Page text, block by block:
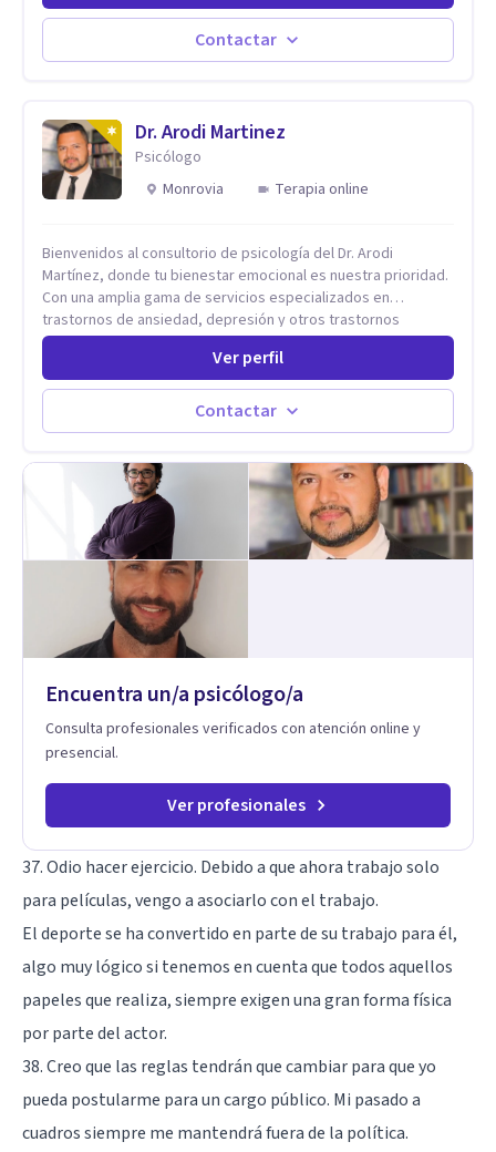
aceptando y modificando sus patrones cognitivos y
emocionales. Abordo patologías específicas como trastornos
de ansiedad y del ánimo, y también crisis vitales y procesos
Contactar
Dr. Arodi Martinez
Psicólogo
Monrovia
Terapia online
Bienvenidos al consultorio de psicología del Dr. Arodi
Martínez, donde tu bienestar emocional es nuestra prioridad.
Con una amplia gama de servicios especializados en
trastornos de ansiedad, depresión y otros trastornos
emocionales, estamos dedicados a ofrecerte el mejor
tratamiento para mejorar tu salud mental. En nuestro
consultorio, ofrecemos una variedad de terapias y
tratamientos diseñados para satisfacer tus necesidades
específicas: Terapia para Trastornos de Ansiedad y
y la depresión, utilizando enfoques basados en evidencia
para ayudarte a recuperar tu bienestar emocional. Terapia
Individual, de Pareja y Familiar: Trabajamos contigo y tus
seres queridos para fortalecer las relaciones y mejorar la
dinámica familiar. Evaluaciones Psicológicas y Terapias
Especializadas: Terapia cognitivo-conductual Terapia de
apoyo Terapia psicodinámica Terapia enfocada en la solución
Terapia de exposición Terapia de juego para niños
Tratamiento de Traumas y Trastornos de Estrés
a superar experiencias traumáticas y mejorar tu calidad de
vida. Tratamiento de Adicciones.
Ver perfil
Contactar
Encuentra un/a psicólogo/a
Consulta profesionales verificados con atención online y
presencial.
Ver profesionales
37. Odio hacer ejercicio. Debido a que ahora trabajo solo
para películas, vengo a asociarlo con el trabajo.
El deporte se ha convertido en parte de su trabajo para él,
algo muy lógico si tenemos en cuenta que todos aquellos
papeles que realiza, siempre exigen una gran forma física
por parte del actor.
38. Creo que las reglas tendrán que cambiar para que yo
pueda postularme para un cargo público. Mi pasado a
cuadros siempre me mantendrá fuera de la política.